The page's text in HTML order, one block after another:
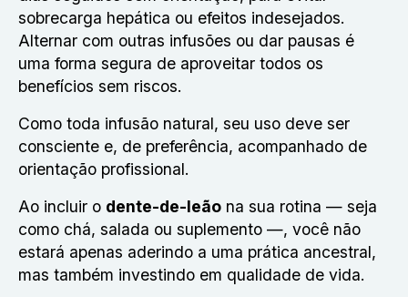
sobrecarga hepática ou efeitos indesejados.
Alternar com outras infusões ou dar pausas é
uma forma segura de aproveitar todos os
benefícios sem riscos.
Como toda infusão natural, seu uso deve ser
consciente e, de preferência, acompanhado de
orientação profissional.
Ao incluir o dente-de-leão na sua rotina — seja
como chá, salada ou suplemento —, você não
estará apenas aderindo a uma prática ancestral,
mas também investindo em qualidade de vida.